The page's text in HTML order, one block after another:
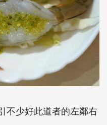
不少好此道者的左鄰右